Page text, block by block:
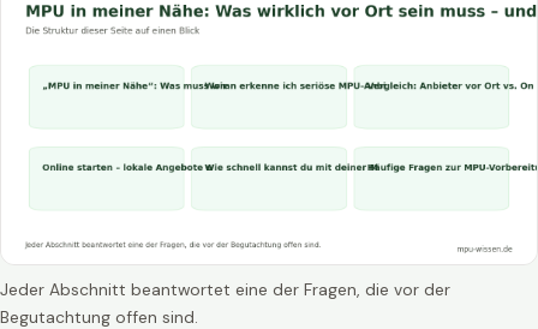
Jeder Abschnitt beantwortet eine der Fragen, die vor der
Begutachtung offen sind.